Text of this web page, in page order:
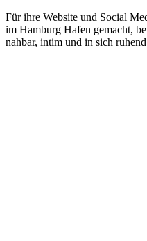
Für ihre Website und Social
im Hamburg Hafen gemacht,
nahbar, intim und in sich